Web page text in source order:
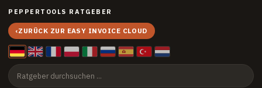
PEPPERTOOLS RATGEBER
‹ZURÜCK ZUR EASY INVOICE CLOUD